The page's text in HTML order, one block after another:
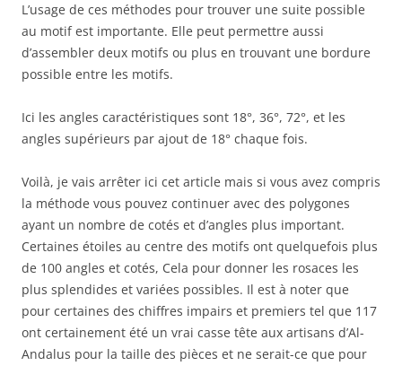
L’usage de ces méthodes pour trouver une suite possible
au motif est importante. Elle peut permettre aussi
d’assembler deux motifs ou plus en trouvant une bordure
possible entre les motifs.
Ici les angles caractéristiques sont 18°, 36°, 72°, et les
angles supérieurs par ajout de 18° chaque fois.
Voilà, je vais arrêter ici cet article mais si vous avez compris
la méthode vous pouvez continuer avec des polygones
ayant un nombre de cotés et d’angles plus important.
Certaines étoiles au centre des motifs ont quelquefois plus
de 100 angles et cotés, Cela pour donner les rosaces les
plus splendides et variées possibles. Il est à noter que
pour certaines des chiffres impairs et premiers tel que 117
ont certainement été un vrai casse tête aux artisans d’Al-
Andalus pour la taille des pièces et ne serait-ce que pour